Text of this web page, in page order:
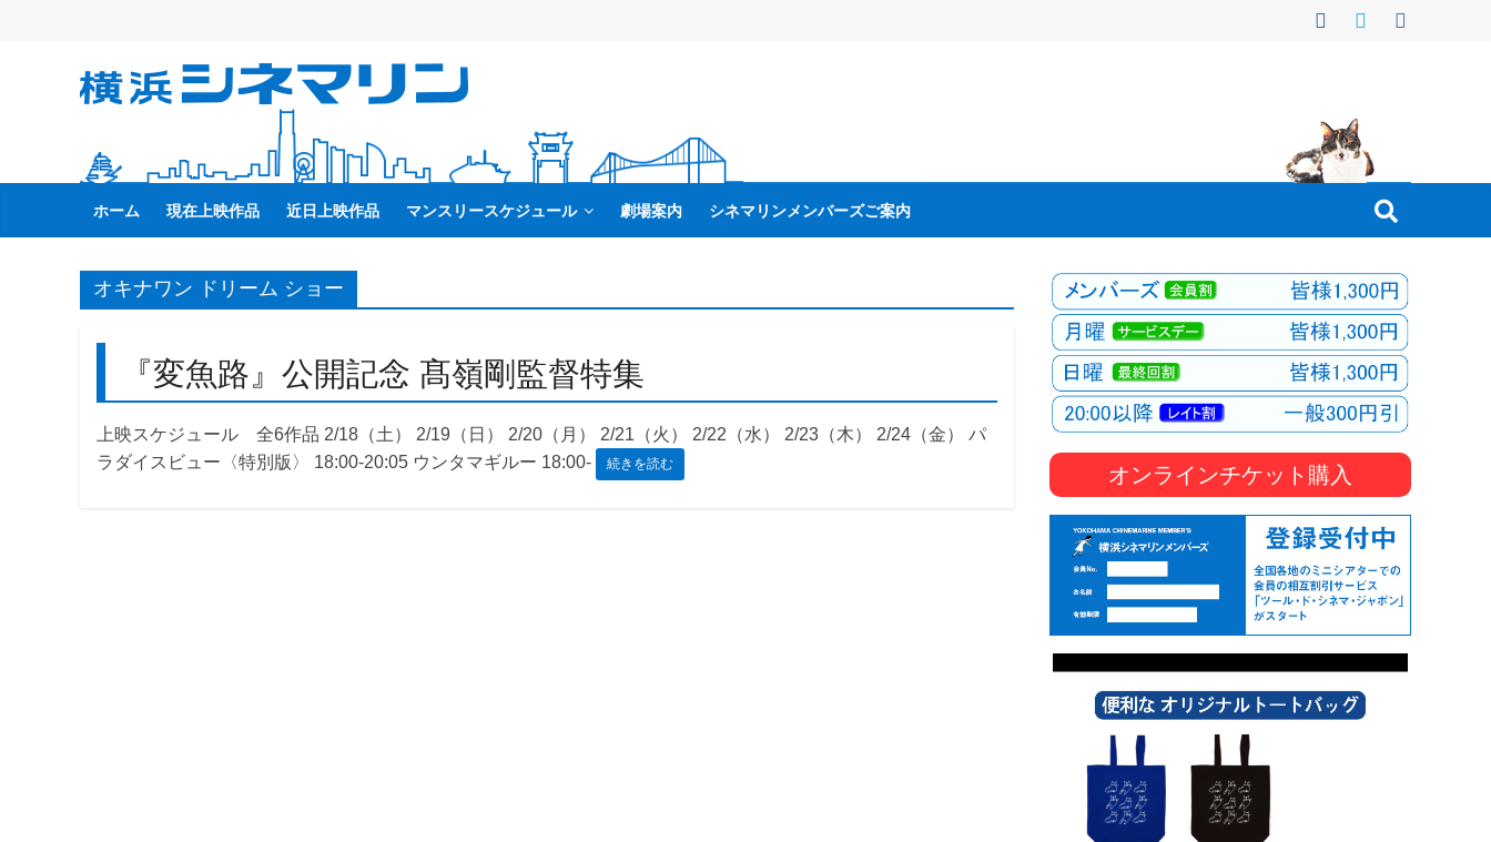
ス
ッ
横
浜
シ
ネ
マ
リ
ン
ホーム 現在上映作品 近日上映作品 マンスリースケジュール 劇場案内 シネマリンメンバーズご案内
オキナワン ドリーム ショー
『変魚路』公開記念 髙嶺剛監督特集
上映スケジュール 全6作品 2/18（土） 2/19（日） 2/20（月） 2/21（火） 2/22（水） 2/23（木） 2/24（金） パ
ラダイスビュー〈特別版〉 18:00-20:05 ウンタマギルー 18:00-
続きを読む オンラインチケット購入